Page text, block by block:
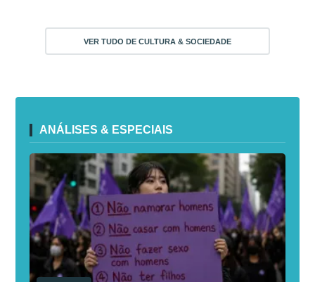
VER TUDO DE CULTURA & SOCIEDADE
ANÁLISES & ESPECIAIS